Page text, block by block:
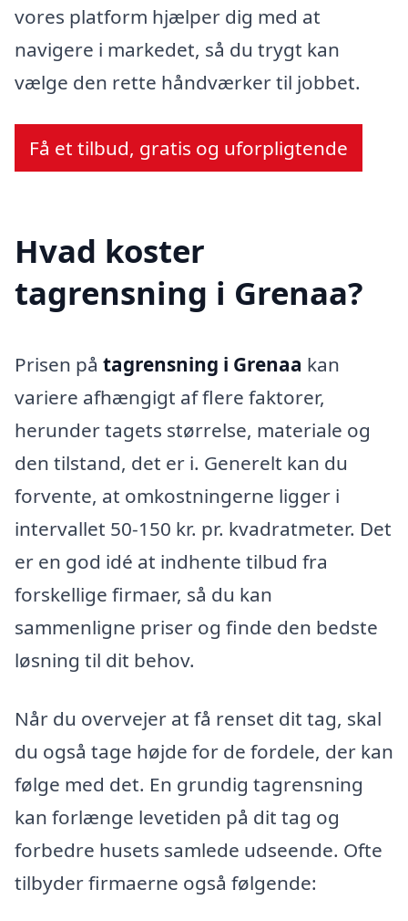
vores platform hjælper dig med at
navigere i markedet, så du trygt kan
vælge den rette håndværker til jobbet.
Få et tilbud, gratis og uforpligtende
Hvad koster
tagrensning i Grenaa?
Prisen på tagrensning i Grenaa kan
variere afhængigt af flere faktorer,
herunder tagets størrelse, materiale og
den tilstand, det er i. Generelt kan du
forvente, at omkostningerne ligger i
intervallet 50-150 kr. pr. kvadratmeter. Det
er en god idé at indhente tilbud fra
forskellige firmaer, så du kan
sammenligne priser og finde den bedste
løsning til dit behov.
Når du overvejer at få renset dit tag, skal
du også tage højde for de fordele, der kan
følge med det. En grundig tagrensning
kan forlænge levetiden på dit tag og
forbedre husets samlede udseende. Ofte
tilbyder firmaerne også følgende: